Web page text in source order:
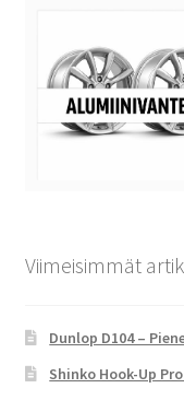
Viimeisimmät
Dunlop D104 –
Shinko Hook-Up